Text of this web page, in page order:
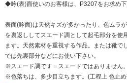
◆吟(表)面使いのお客様は、P3207をお求め下
表面(吟面)は天然キズが多かったり、色ムラ
を裏返ししてスエード調として起毛部分を使
ます。天然素材を重視する作品。または靴で
では先裏部分などにお使い下さい。
※スエード調です＝スエードではありません。
※色落ちは、多少目立ちます。(工程上 色止